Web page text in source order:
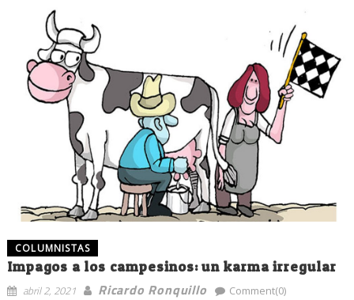
COLUMNISTAS
Impagos a los campesinos: un karma irregular
abril 2, 2021 Ricardo Ronquillo Comment(0)